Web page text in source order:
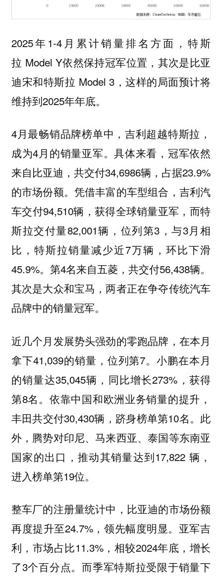
2025年1-4月累计销量排名方面，特斯
拉 Model Y依然保持冠军位置，其次是比亚
迪宋和特斯拉 Model 3，这样的局面预计将
维持到2025年年底。
4月最畅销品牌榜单中，吉利超越特斯拉，
成为4月的销量亚军。具体来看，冠军依然
来自比亚迪，共交付34,6986辆，占据23.9%
的市场份额。凭借丰富的车型组合，吉利汽
车交付94,510辆，获得全球销量亚军，而特
斯拉交付量82,001辆，位列第3，与3月相
比，特斯拉销量减少近7万辆，环比下滑
45.9%。第4名来自五菱，共交付56,438辆。
其次是大众和宝马，两者正在争夺传统汽车
品牌中的销量冠军。
近几个月发展势头强劲的零跑品牌，在本月
拿下41,039的销量，位列第7。小鹏在本月
的销量达35,045辆，同比增长273%，获得
第8名。依靠中国和欧洲业务销量的提升，
丰田共交付30,430辆，跻身榜单第10名。此
外，腾势对印尼、马来西亚、泰国等东南亚
国家的出口，推动其销量达到17,822 辆，
进入榜单第19位。
整车厂的注册量统计中，比亚迪的市场份额
再度提升至24.7%，领先幅度明显。亚军吉
利，市场占比11.3%，相较2024年底，增长
了3个百分点。而季军特斯拉受限于销量下